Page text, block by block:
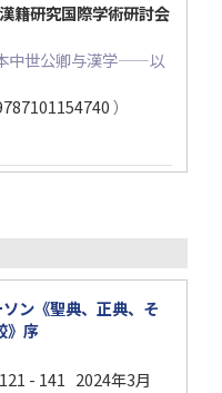
籍研究国際学術研討会
中世公卿与漢学——以
）
ン《聖典、正典、そ
》序
- 141 2024年3月